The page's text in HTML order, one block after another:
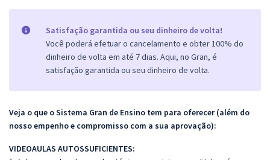
Satisfação garantida ou seu dinheiro de volta!
Você poderá efetuar o cancelamento e obter 100% do
dinheiro de volta em até 7 dias. Aqui, no Gran, é
satisfação garantida ou seu dinheiro de volta.
Veja o que o Sistema Gran de Ensino tem para oferecer (além do
nosso empenho e compromisso com a sua aprovação):
VIDEOAULAS AUTOSSUFICIENTES: